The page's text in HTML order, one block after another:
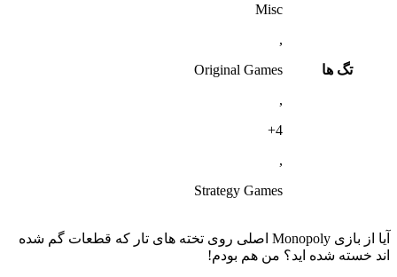
تگ ها
Misc
,
Original Games
,
4+
,
Strategy Games
آیا از بازی Monopoly اصلی روی تخته های تار که قطعات گم شده
اند خسته شده اید؟ من هم بودم!